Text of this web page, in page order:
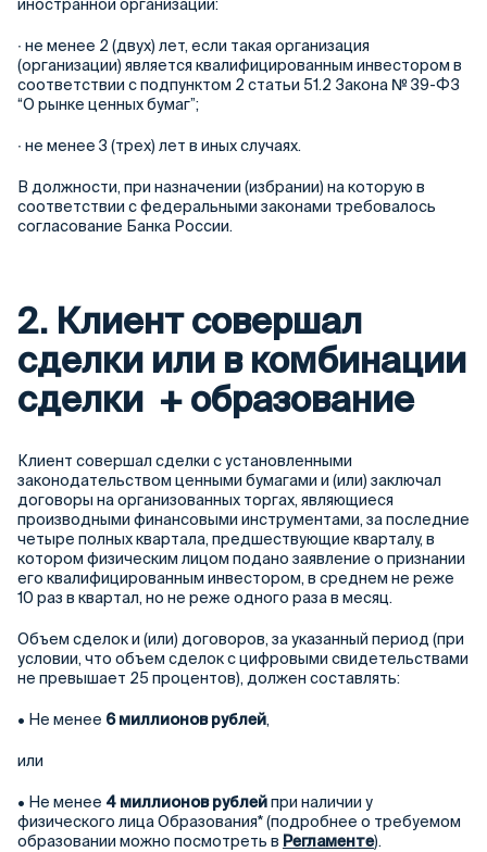
иностранной организации:
∙ не менее 2 (двух) лет, если такая организация
(организации) является квалифицированным инвестором в
соответствии с подпунктом 2 статьи 51.2 Закона № 39-ФЗ
“О рынке ценных бумаг”;
∙ не менее 3 (трех) лет в иных случаях.
В должности, при назначении (избрании) на которую в
соответствии с федеральными законами требовалось
согласование Банка России.
2. Клиент совершал
сделки или в комбинации
сделки + образование
Клиент совершал сделки с установленными
законодательством ценными бумагами и (или) заключал
договоры на организованных торгах, являющиеся
производными финансовыми инструментами, за последние
четыре полных квартала, предшествующие кварталу, в
котором физическим лицом подано заявление о признании
его квалифицированным инвестором, в среднем не реже
10 раз в квартал, но не реже одного раза в месяц.
Объем сделок и (или) договоров, за указанный период (при
условии, что объем сделок с цифровыми свидетельствами
не превышает 25 процентов), должен составлять:
• Не менее 6 миллионов рублей,
или
• Не менее 4 миллионов рублейпри наличии у
физического лица Образования* (подробнее о требуемом
образовании можно посмотреть в Регламенте).